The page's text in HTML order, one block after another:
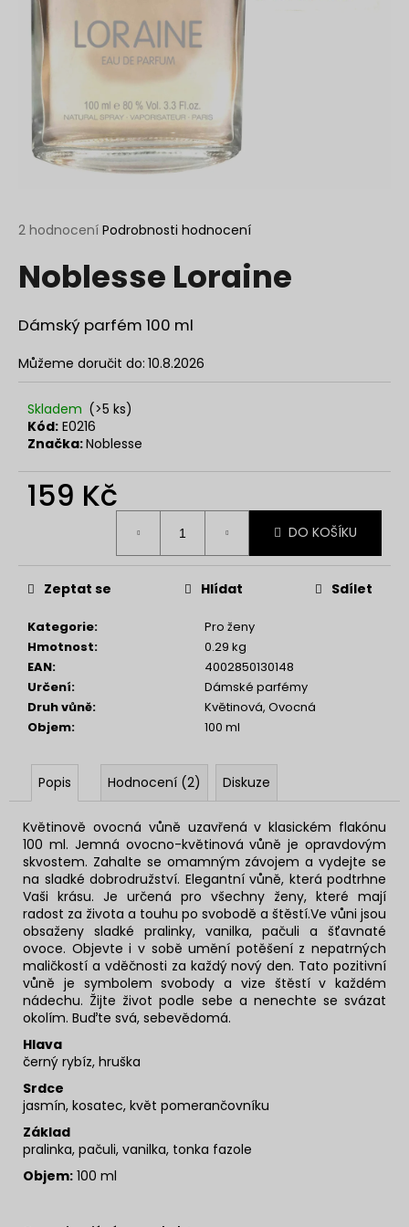
Průměrné
produktu
je
z
5
2 hodnocení Podrobnosti hodnocení
Noblesse Loraine
Dámský parfém 100 ml
Můžeme doručit do: 10.8.2026
Skladem (>5 ks)
Kód: E0216
Značka:Noblesse
159 Kč
DO KOŠÍKU
Kategorie:
Pro ženy
Hmotnost:
0.29 kg
EAN:
4002850130148
Určení:
Dámské parfémy
Druh vůně:
Květinová, Ovocná
Objem: 100 ml
Zeptat se Hlídat Sdílet
Popis Hodnocení (2) Diskuze
Květinově ovocná vůně uzavřená v klasickém flakónu
100 ml. Jemná ovocno-květinová vůně je opravdovým
skvostem. Zahalte se omamným závojem a vydejte se
na sladké dobrodružství. Elegantní vůně, která podtrhne
Vaši krásu. Je určená pro všechny ženy, které mají
radost za života a touhu po svobodě a štěstí.Ve vůni jsou
obsaženy sladké pralinky, vanilka, pačuli a šťavnaté
ovoce. Objevte i v sobě umění potěšení z nepatrných
maličkostí a vděčnosti za každý nový den. Tato pozitivní
vůně je symbolem svobody a vize štěstí v každém
nádechu. Žijte život podle sebe a nenechte se svázat
okolím. Buďte svá, sebevědomá.
Hlava
černý rybíz, hruška
Srdce
jasmín, kosatec, květ pomerančovníku
Základ
pralinka, pačuli, vanilka, tonka fazole
Objem: 100 ml
D
p
r
č
u
e
m
SOL
DE
VERANO
BUENO
BODY
MIST
299
Kč